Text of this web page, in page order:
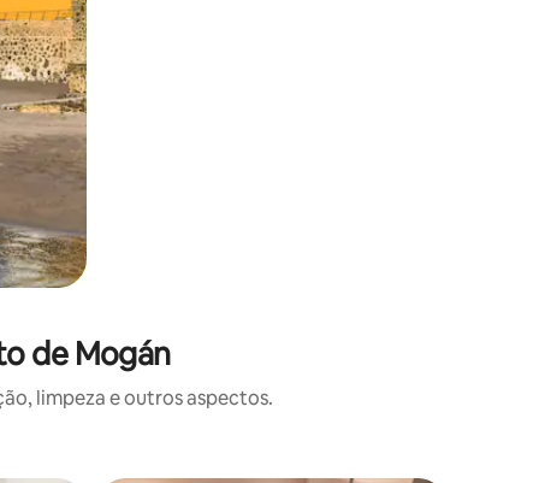
de Mogán
limpeza e outros aspectos.